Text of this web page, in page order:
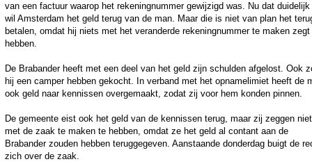
van een factuur waarop het rekeningnummer gewijzigd was. Nu dat
wil Amsterdam het geld terug van de man. Maar die is niet van plan het
betalen, omdat hij niets met het veranderde rekeningnummer te maken zegt
hebben.
De Brabander heeft met een deel van het geld zijn schulden afgelost. Ook
hij een camper hebben gekocht. In verband met het opnamelimiet heeft de
ook geld naar kennissen overgemaakt, zodat zij voor hem konden pinnen.
De gemeente eist ook het geld van de kennissen terug, maar zij zeggen
met de zaak te maken te hebben, omdat ze het geld al contant aan de
Brabander zouden hebben teruggegeven. Aanstaande donderdag buigt de
zich over de zaak.